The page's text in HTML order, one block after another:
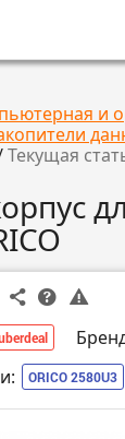
и
Текущая
ORICO 2580U3